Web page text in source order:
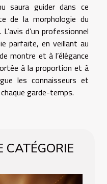
saura guider dans ce
de la morphologie du
d’un professionnel
parfaite, en veillant au
montre et à l’élégance
à la proportion et à
les connaisseurs et
garde-temps.
CATÉGORIE